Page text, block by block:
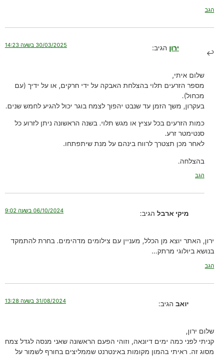
הגב
ירון הגיב: 30/03/2025 בשעה 14:23
שלום איתי,
מספר הזרעים תלוי בהצלחת האבקה על ידי חרקים, או על ידיך (עם
מכחול).
בעקרון, משך הזמן עד שנבט יהפוך לצמח בוגר יכול להגיע לחמש שנים.
כמות הזרעים בכל עציץ או מגש תלוי. בשנה הראשונה ניתן לזרוע כל
סנטימטר זרע.
לאחר מכן תצטרך לרווח בינהם על מנת שיתפתחו.
בהצלחה.
הגב
מיקי ארבל הגיב: 06/10/2024 בשעה 9:02
ירון, האתר יוצא מן הכלל, מעניין עם צילומים מדהימים. בחרת להתמקד
בנושא ביולוגי מרתק…
הגב
יואב הגיב: 31/08/2024 בשעה 13:28
שלום ירון,
קניתי לפני כמה ימים דיונאה, וזוהי הפעם הראשונה שאני מנסה לגדל צמח
מסוג זה. ראיתי בהמון מקומות באינטרנט שממליצים בחורף לשמור על